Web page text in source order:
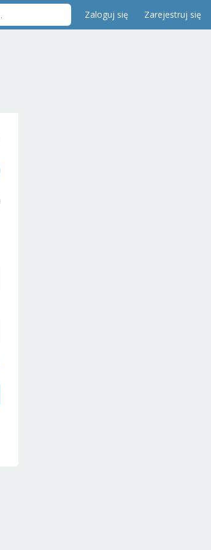
Zaloguj się Zarejestruj się